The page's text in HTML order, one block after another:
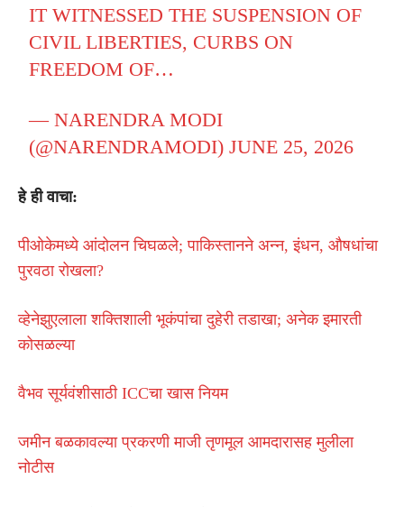
IT WITNESSED THE SUSPENSION OF
CIVIL LIBERTIES, CURBS ON
FREEDOM OF…
— NARENDRA MODI
(@NARENDRAMODI)JUNE 25, 2026
हे ही वाचा:
पीओकेमध्ये आंदोलन चिघळले; पाकिस्तानने अन्न, इंधन, औषधांचा
पुरवठा रोखला?
व्हेनेझुएलाला शक्तिशाली भूकंपांचा दुहेरी तडाखा; अनेक इमारती
कोसळल्या
वैभव सूर्यवंशीसाठी ICCचा खास नियम
जमीन बळकावल्या प्रकरणी माजी तृणमूल आमदारासह मुलीला
नोटीस